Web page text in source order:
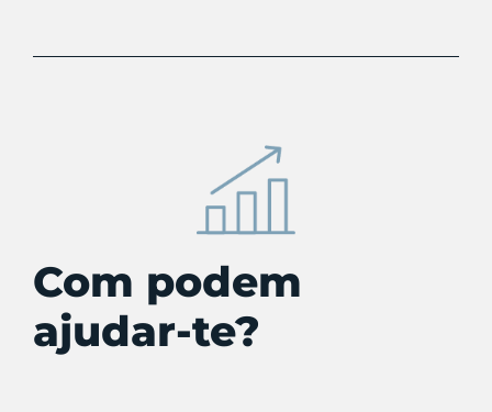
Com podem
ajudar-te?